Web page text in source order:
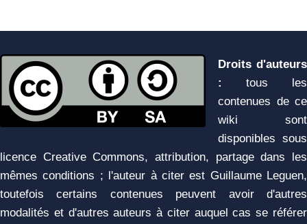
Droits d'auteurs
:
tous les
contenues de ce
wiki sont
disponibles sous
licence Creative Commons, attribution, partage dans les
mêmes conditions ; l'auteur à citer est Guillaume Leguen,
toutefois certains contenues peuvent avoir d'autres
modalités et d'autres auteurs à citer auquel cas se référer